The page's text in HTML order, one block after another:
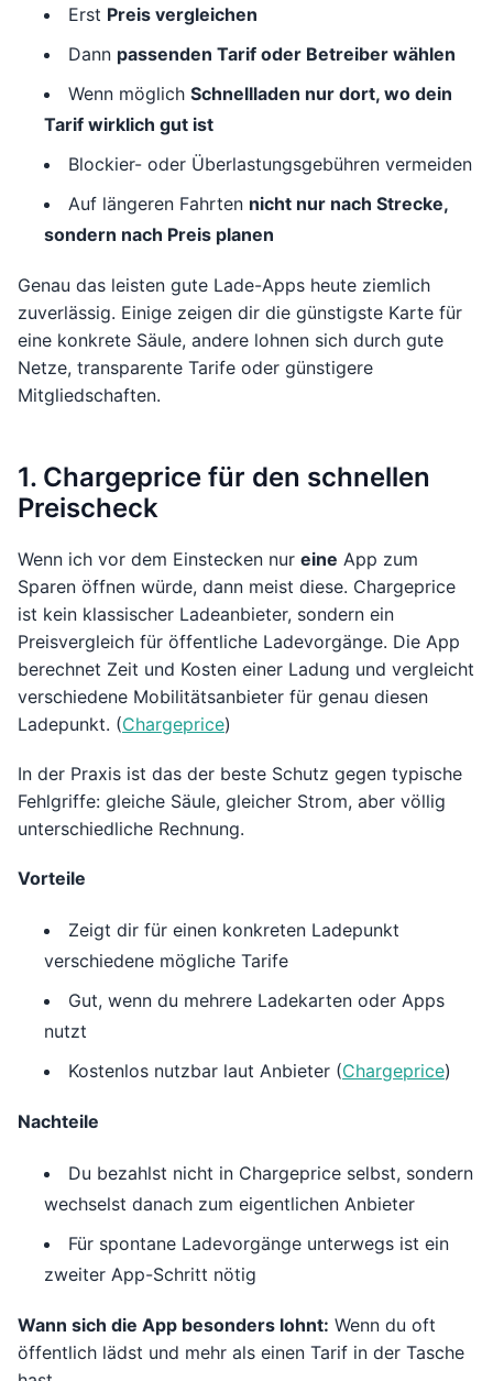
Erst Preis vergleichen
Dann passenden Tarif oder Betreiber wählen
Wenn möglich Schnellladen nur dort, wo dein
Tarif wirklich gut ist
Blockier- oder Überlastungsgebühren vermeiden
Auf längeren Fahrten nicht nur nach Strecke,
sondern nach Preis planen
Genau das leisten gute Lade-Apps heute ziemlich
zuverlässig. Einige zeigen dir die günstigste Karte für
eine konkrete Säule, andere lohnen sich durch gute
Netze, transparente Tarife oder günstigere
Mitgliedschaften.
1. Chargeprice für den schnellen
Preischeck
Wenn ich vor dem Einstecken nur eine App zum
Sparen öffnen würde, dann meist diese. Chargeprice
ist kein klassischer Ladeanbieter, sondern ein
Preisvergleich für öffentliche Ladevorgänge. Die App
berechnet Zeit und Kosten einer Ladung und vergleicht
verschiedene Mobilitätsanbieter für genau diesen
Ladepunkt. (Chargeprice)
In der Praxis ist das der beste Schutz gegen typische
Fehlgriffe: gleiche Säule, gleicher Strom, aber völlig
unterschiedliche Rechnung.
Vorteile
Zeigt dir für einen konkreten Ladepunkt
verschiedene mögliche Tarife
Gut, wenn du mehrere Ladekarten oder Apps
nutzt
Kostenlos nutzbar laut Anbieter (Chargeprice)
Nachteile
Du bezahlst nicht in Chargeprice selbst, sondern
wechselst danach zum eigentlichen Anbieter
Für spontane Ladevorgänge unterwegs ist ein
zweiter App-Schritt nötig
Wann sich die App besonders lohnt: Wenn du oft
öffentlich lädst und mehr als einen Tarif in der Tasche